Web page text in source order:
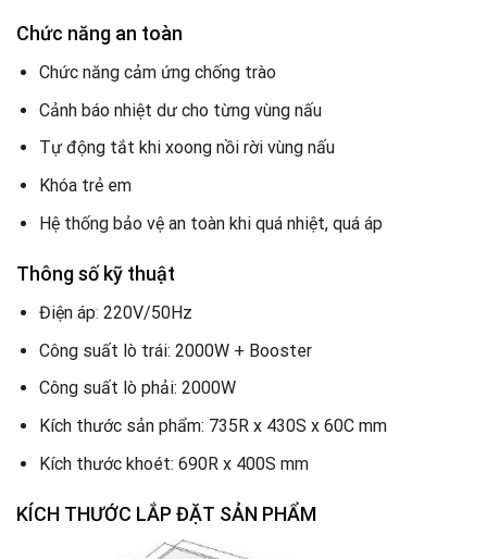
Chức năng an toàn
Chức năng cảm ứng chống trào
Cảnh báo nhiệt dư cho từng vùng nấu
Tự động tắt khi xoong nồi rời vùng nấu
Khóa trẻ em
Hệ thống bảo vệ an toàn khi quá nhiệt, quá áp
Thông số kỹ thuật
Điện áp: 220V/50Hz
Công suất lò trái: 2000W + Booster
Công suất lò phải: 2000W
Kích thước sản phẩm: 735R x 430S x 60C mm
Kích thước khoét: 690R x 400S mm
KÍCH THƯỚC LẮP ĐẶT SẢN PHẨM